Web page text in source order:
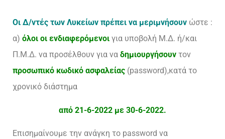
Οι Δ/ντές των Λυκείων πρέπει να μεριμνήσουν ώστε :
α) όλοι οι ενδιαφερόμενοι για υποβολή Μ.Δ. ή/και
Π.Μ.Δ. να προσέλθουν για να δημιουργήσουν τον
προσωπικό κωδικό ασφαλείας (password),κατά το
χρονικό διάστημα
από 21-6-2022 με 30-6-2022.
Επισημαίνουμε την ανάγκη το password να